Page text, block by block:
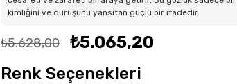
kimliğini ve duruşunu yansıtan güçlü bir ifadedir.
₺5.628,00
₺5.065,20
Renk Seçenekleri